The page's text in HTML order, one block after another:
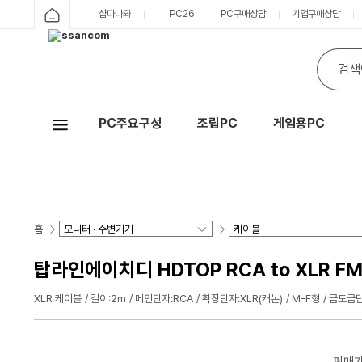
샵다나와 PC26 PC구매상담 기업구매상담
PC주요구성 조립PC 게임용PC
홈
탑라인에이치디 HDTOP RCA to XLR
XLR 케이블 길이:2m 메인단자:RCA 확장단자:XLR(캐논) M-F형 금도금